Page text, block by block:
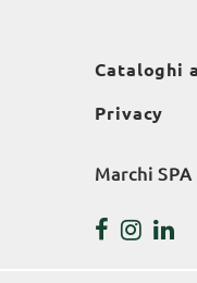
Cataloghi
Privacy
Marchi SPA